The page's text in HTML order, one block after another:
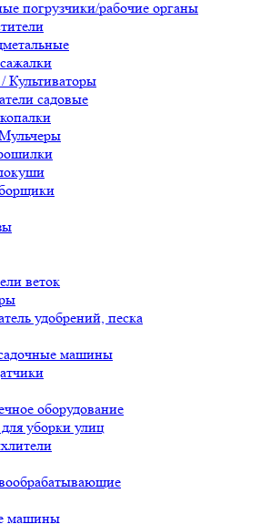
погрузчики/рабочие органы
Культиваторы
садовые
веток
удобрений, песка
машины
оборудование
уборки улиц
машины